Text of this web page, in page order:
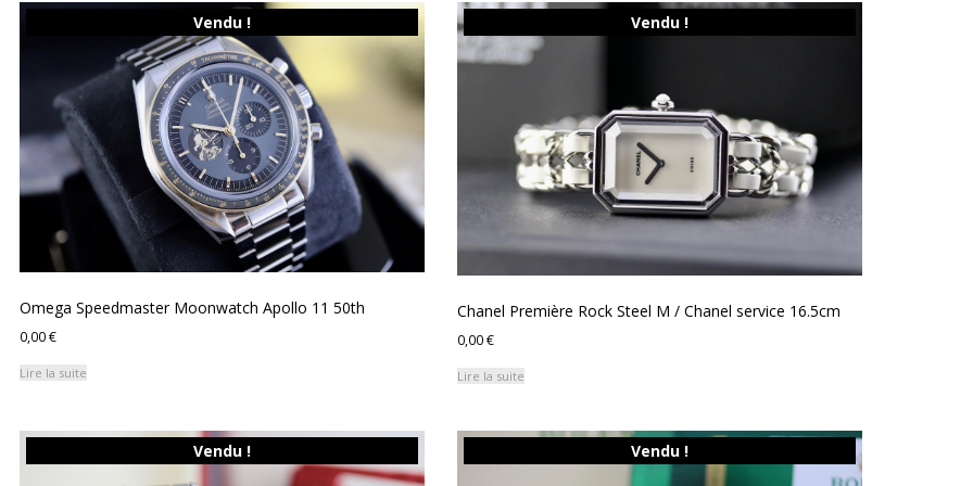
Vendu !
Omega Speedmaster Moonwatch Apollo 11 50th
0,00€
Lire la suite
Vendu !
Chanel Première Rock Steel M / Chanel service 16.5cm
0,00€
Lire la suite
Vendu ! Vendu !